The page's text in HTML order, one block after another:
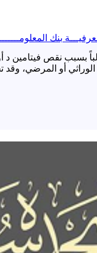
بنك
نقص فيتامين د
أو المرضي،